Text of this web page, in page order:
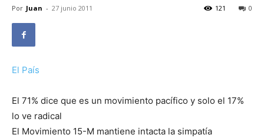
Por Juan - 27 junio 2011 0
121
El País
El 71% dice que es un movimiento pacífico y solo el 17%
lo ve radical
El Movimiento 15-M mantiene intacta la simpatía